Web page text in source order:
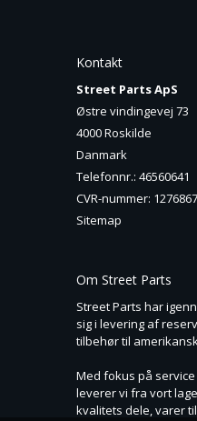
Kontakt
Street Parts ApS
Østre vindingevej 73
4000 Roskilde
Danmark
Telefonnr.: 46560641
CVR-nummer:
Sitemap
Om Street Parts
Street Parts har
sig i levering af
tilbehør til
Med fokus på
leverer vi fra vort
kvalitets dele, varer